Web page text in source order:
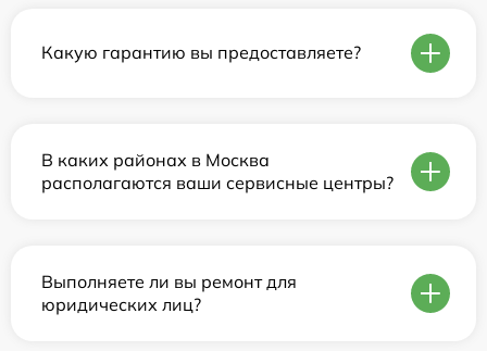
Какую гарантию вы предоставляете?
В каких районах в Москва
располагаются ваши сервисные центры?
Выполняете ли вы ремонт для
юридических лиц?